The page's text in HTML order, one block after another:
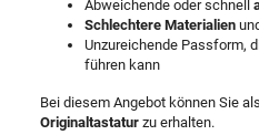
Abweichende oder schnell
Schlechtere Materialien
Unzureichende Passform,
führen kann
Bei diesem Angebot können Sie
Originaltastatur zu erhalten.